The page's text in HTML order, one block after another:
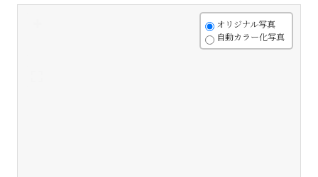
オリジナル写真
自動カラー化写真